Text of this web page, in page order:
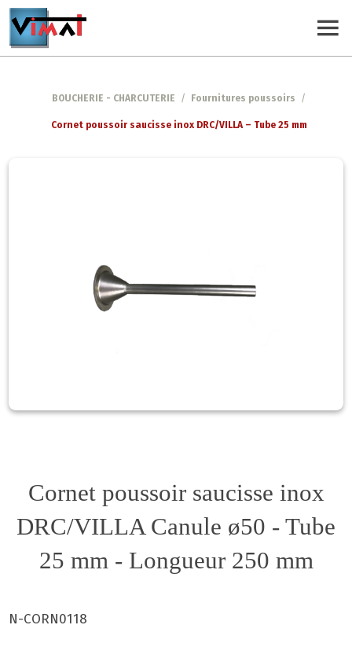
BOUCHERIE - CHARCUTERIE / Fournitures poussoirs /
Cornet poussoir saucisse inox DRC/VILLA – Tube 25 mm
Cornet poussoir saucisse inox
DRC/VILLA Canule ø50 - Tube
25 mm - Longueur 250 mm
N-CORN0118